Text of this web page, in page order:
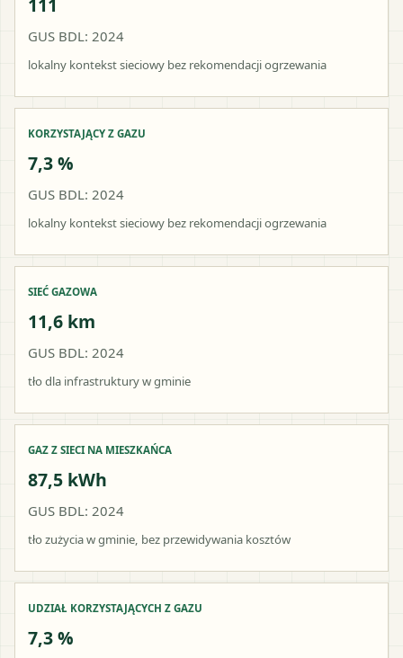
GUS BDL: 2024
lokalny kontekst sieciowy bez rekomendacji ogrzewania
KORZYSTAJĄCY Z GAZU
7,3 %
GUS BDL: 2024
lokalny kontekst sieciowy bez rekomendacji ogrzewania
SIEĆ GAZOWA
11,6 km
GUS BDL: 2024
tło dla infrastruktury w gminie
GAZ Z SIECI NA MIESZKAŃCA
87,5 kWh
GUS BDL: 2024
tło zużycia w gminie, bez przewidywania kosztów
UDZIAŁ KORZYSTAJĄCYCH Z GAZU
7,3 %